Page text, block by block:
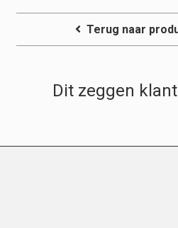
Terug naar
Dit zeggen